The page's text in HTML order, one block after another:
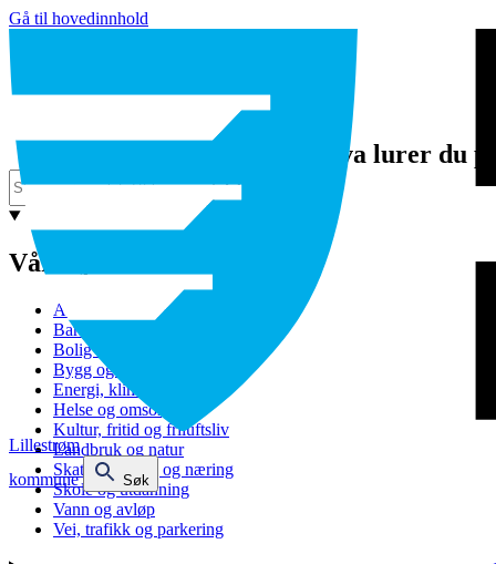
Gå til hovedinnhold
Lillestrøm
kommune
Søk
Hva lurer du
Våre tjenester
Avfall og gjenvinning
Barnehage
Bolig og sosiale tjenester
Bygg og eiendom
Energi, klima og miljø
Helse og omsorg
Kultur, fritid og friluftsliv
Landbruk og natur
Skatt, bevilling og næring
Skole og utdanning
Vann og avløp
Vei, trafikk og parkering